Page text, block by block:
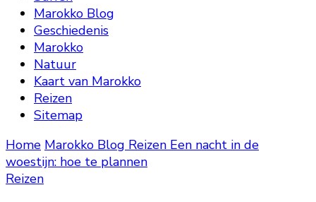
Marokko Blog
Geschiedenis
Marokko
Natuur
Kaart van Marokko
Reizen
Sitemap
Home Marokko Blog Reizen Een nacht in de
woestijn: hoe te plannen
Reizen